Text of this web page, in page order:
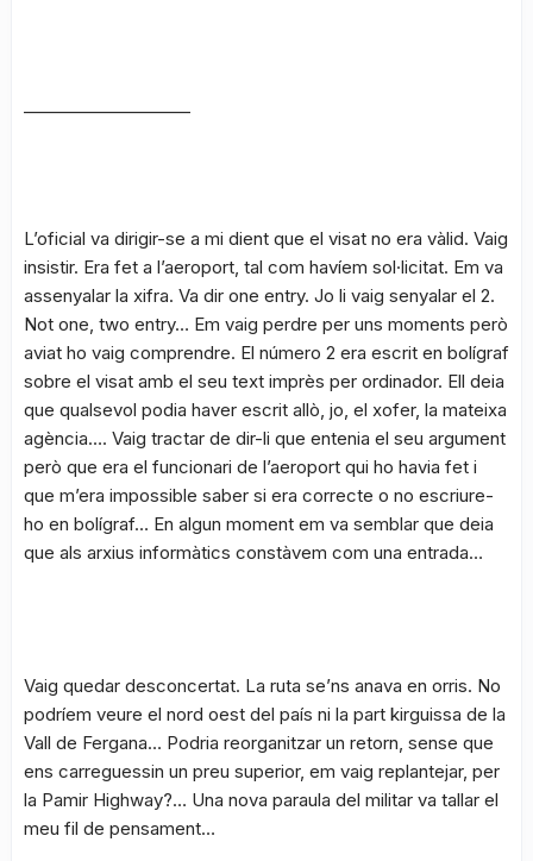
L’oficial va dirigir-se a mi dient que el visat no era vàlid. Vaig
insistir. Era fet a l’aeroport, tal com havíem sol·licitat. Em va
assenyalar la xifra. Va dir one entry. Jo li vaig senyalar el 2.
Not one, two entry… Em vaig perdre per uns moments però
aviat ho vaig comprendre. El número 2 era escrit en bolígraf
sobre el visat amb el seu text imprès per ordinador. Ell deia
que qualsevol podia haver escrit allò, jo, el xofer, la mateixa
agència…. Vaig tractar de dir-li que entenia el seu argument
però que era el funcionari de l’aeroport qui ho havia fet i
que m’era impossible saber si era correcte o no escriure-
ho en bolígraf… En algun moment em va semblar que deia
que als arxius informàtics constàvem com una entrada…
Vaig quedar desconcertat. La ruta se’ns anava en orris. No
podríem veure el nord oest del país ni la part kirguissa de la
Vall de Fergana… Podria reorganitzar un retorn, sense que
ens carreguessin un preu superior, em vaig replantejar, per
la Pamir Highway?… Una nova paraula del militar va tallar el
meu fil de pensament…